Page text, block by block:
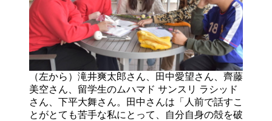
（左から）滝井爽太郎さん、田中愛望さん、齊藤
美空さん、留学生のムハマド サンスリ ラシッド
さん、下平大舞さん。田中さんは「人前で話すこ
とがとても苦手な私にとって、自分自身の殻を破